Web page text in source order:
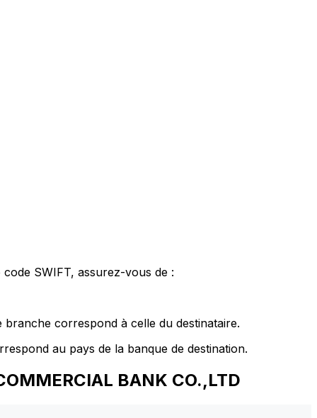
SWIFT, assurez-vous de :
correspond à celle du destinataire.
au pays de la banque de destination.
BANK CO.,LTD